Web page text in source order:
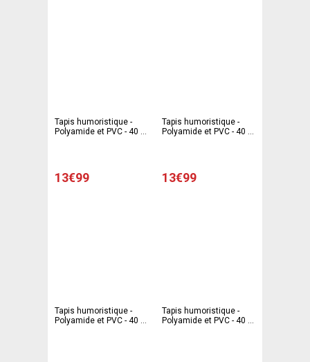
Tapis humoristique -
Polyamide et PVC - 40 x
13€99
Tapis humoristique -
Polyamide et PVC - 40 x
13€99
Tapis humoristique -
Polyamide et PVC - 40 x
Tapis humoristique -
Polyamide et PVC - 40 x